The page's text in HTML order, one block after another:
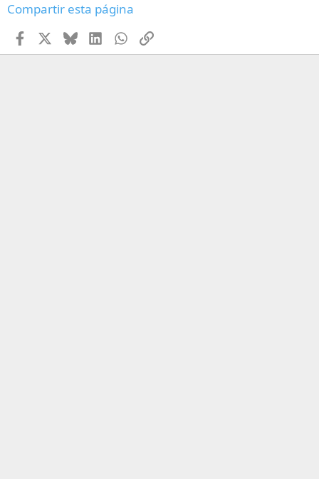
Compartir esta página
Facebook BlueskyLinkedInWhatsApp
Enlace